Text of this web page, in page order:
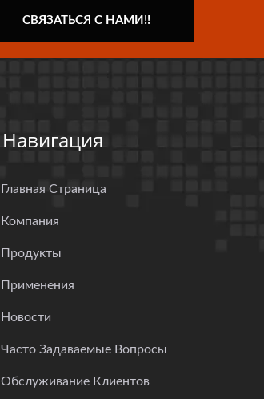
СВЯЗАТЬСЯ С НАМИ!!
Навигация
Главная Страница
Компания
Продукты
Применения
Новости
Часто Задаваемые Вопросы
Обслуживание Клиентов